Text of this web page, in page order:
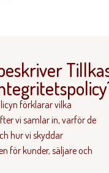
förklarar vilka
vi samlar in, varför de
hur vi skyddar
för kunder, säljare och